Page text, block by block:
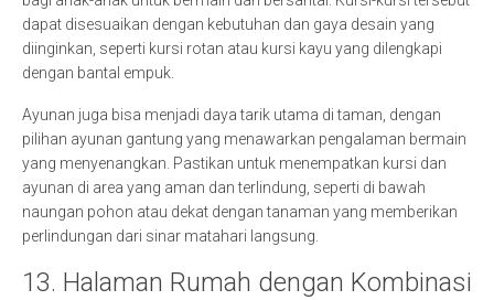
dapat disesuaikan dengan kebutuhan dan gaya desain yang
diinginkan, seperti kursi rotan atau kursi kayu yang dilengkapi
dengan bantal empuk.
Ayunan juga bisa menjadi daya tarik utama di taman, dengan
pilihan ayunan gantung yang menawarkan pengalaman bermain
yang menyenangkan. Pastikan untuk menempatkan kursi dan
ayunan di area yang aman dan terlindung, seperti di bawah
naungan pohon atau dekat dengan tanaman yang memberikan
perlindungan dari sinar matahari langsung.
13. Halaman Rumah dengan Kombinasi